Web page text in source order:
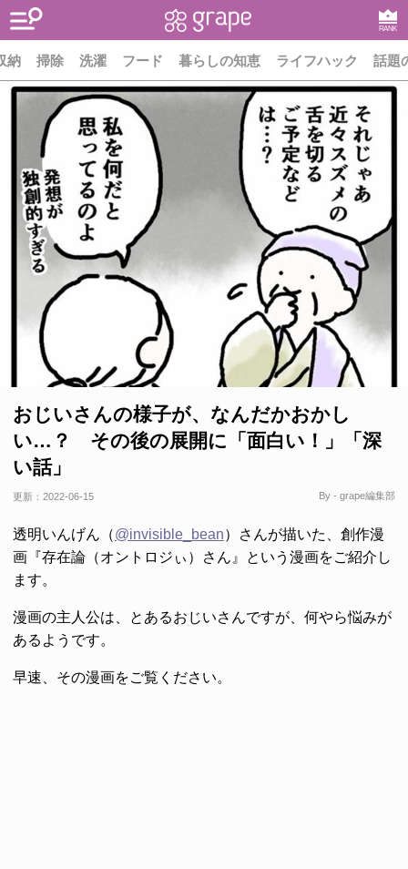
RANK
納 掃除 洗濯 フード 暮らしの知恵 ライフハック 話題
おじいさんの様子が、なんだかおかし
い…？ その後の展開に「面白い！」「深
い話」
更新： 2022-06-15 By - grape編集部
透明いんげん（@invisible_bean）さんが描いた、創作漫
画『存在論（オントロジぃ）さん』という漫画をご紹介し
ます。
漫画の主人公は、とあるおじいさんですが、何やら悩みが
あるようです。
早速、その漫画をご覧ください。